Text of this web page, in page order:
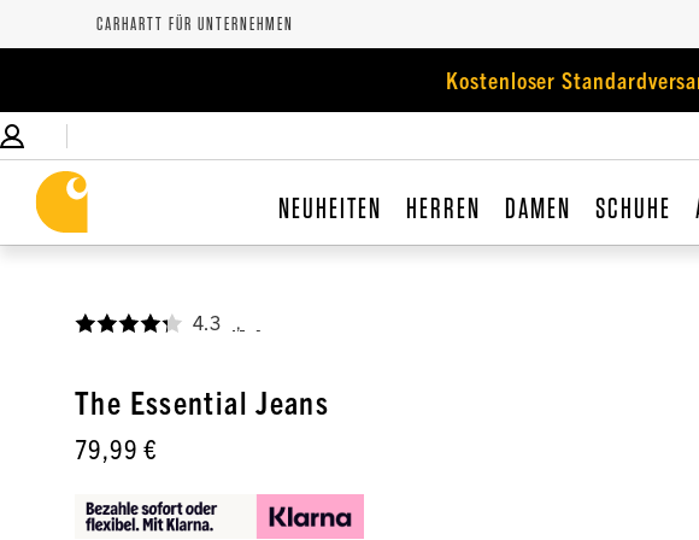
CARHARTT FÜR UNTERNEHMEN
Kostenloser
NEUHEITEN HERREN DAMEN SCHUHE
4.3
The Essential Jeans
79,99 €